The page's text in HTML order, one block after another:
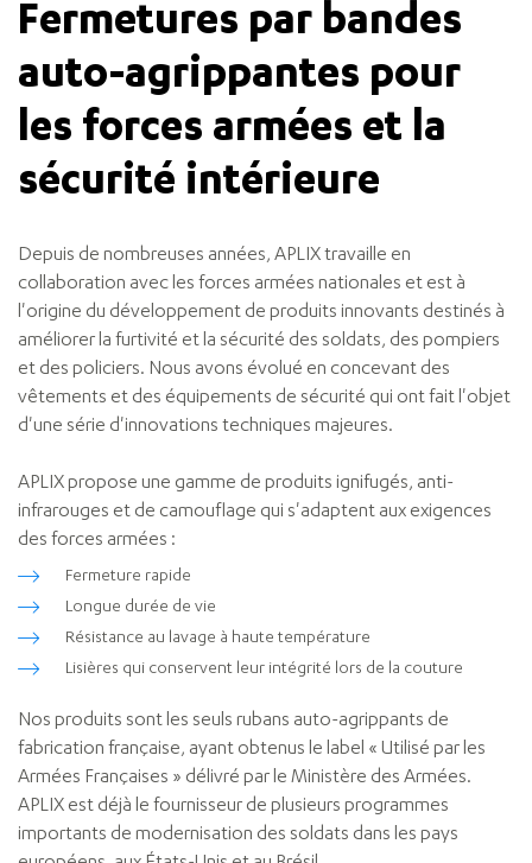
Fermetures par bandes
auto-agrippantes pour
les forces armées et la
sécurité intérieure
Depuis de nombreuses années, APLIX travaille en
collaboration avec les forces armées nationales et est à
l'origine du développement de produits innovants destinés à
améliorer la furtivité et la sécurité des soldats, des pompiers
et des policiers. Nous avons évolué en concevant des
vêtements et des équipements de sécurité qui ont fait l'objet
d'une série d'innovations techniques majeures.
APLIX propose une gamme de produits ignifugés, anti-
infrarouges et de camouflage qui s'adaptent aux exigences
des forces armées :
Fermeture rapide
Longue durée de vie
Résistance au lavage à haute température
Lisières qui conservent leur intégrité lors de la couture
Nos produits sont les seuls rubans auto-agrippants de
fabrication française, ayant obtenus le label « Utilisé par les
Armées Françaises » délivré par le Ministère des Armées.
APLIX est déjà le fournisseur de plusieurs programmes
importants de modernisation des soldats dans les pays